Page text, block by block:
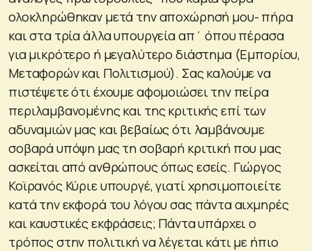
ολοκληρώθηκαν μετά την αποχώρησή μου- πήρα
και στα τρία άλλα υπουργεία απ΄ όπου πέρασα
για μικρότερο ή μεγαλύτερο διάστημα (Εμπορίου,
Μεταφορών και Πολιτισμού). Σας καλούμε να
πιστέψετε ότι έχουμε αφομοιώσει την πείρα
περιλαμβανομένης και της κριτικής επί των
αδυναμιών μας και βεβαίως ότι λαμβάνουμε
σοβαρά υπόψη μας τη σοβαρή κριτική που μας
ασκείται από ανθρώπους όπως εσείς. Γιώργος
Κοϊρανός Κύριε υπουργέ, γιατί χρησιμοποιείτε
κατά την εκφορά του λόγου σας πάντα αιχμηρές
και καυστικές εκφράσεις; Πάντα υπάρχει ο
τρόπος στην πολιτική να λέγεται κάτι με ήπιο